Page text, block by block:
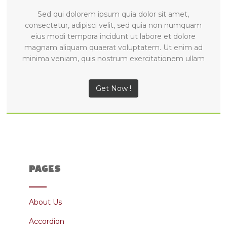
Sed qui dolorem ipsum quia dolor sit amet,
consectetur, adipisci velit, sed quia non numquam
eius modi tempora incidunt ut labore et dolore
magnam aliquam quaerat voluptatem. Ut enim ad
minima veniam, quis nostrum exercitationem ullam
Get Now !
PAGES
About Us
Accordion